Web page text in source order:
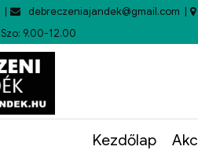
debreczeniajandek@gmail.com
9.00-12.00
Kezdőlap